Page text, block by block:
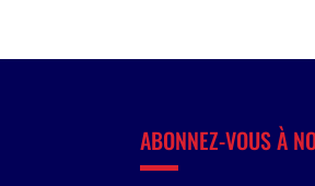
ABONNEZ-VOUS À